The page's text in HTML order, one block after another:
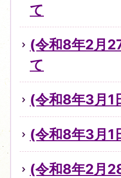
て
(令和8年2月
て
(令和8年3月1
(令和8年3月1
(令和8年2月